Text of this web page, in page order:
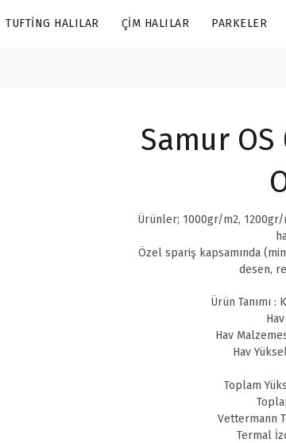
TUFTING HALILAR ÇIM HALILAR PARKELER
Samur OS
Ürünler; 1000gr/m2,
Özel spariş kapsamında
desen,
Ürün Tanımı :
Hav
Hav
Toplam
Vettermann
Termal